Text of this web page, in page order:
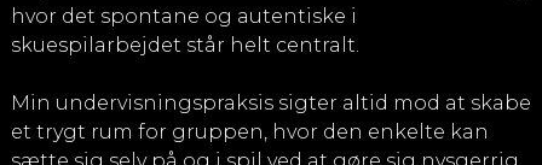
hvor det spontane og autentiske i
skuespilarbejdet står helt centralt.
Min undervisningspraksis sigter altid mod at skabe
et trygt rum for gruppen, hvor den enkelte kan